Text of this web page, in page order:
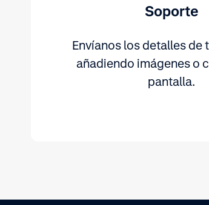
Soporte
Envíanos los detalles de
añadiendo imágenes o
pantalla.